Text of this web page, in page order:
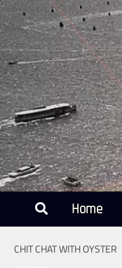
Unter dem Inhalt
Home
CHIT CHAT WITH OYSTER